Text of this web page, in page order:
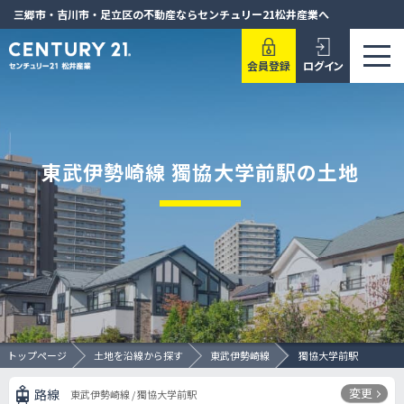
三郷市・吉川市・足立区の不動産ならセンチュリー21松井産業へ
会員登録 ログイン
トップページ 土地を沿線から探す 東武伊勢崎線 獨協大学前駅
東武伊勢崎線 獨協大学前駅の土地
路線 東武伊勢崎線 / 獨協大学前駅 変更